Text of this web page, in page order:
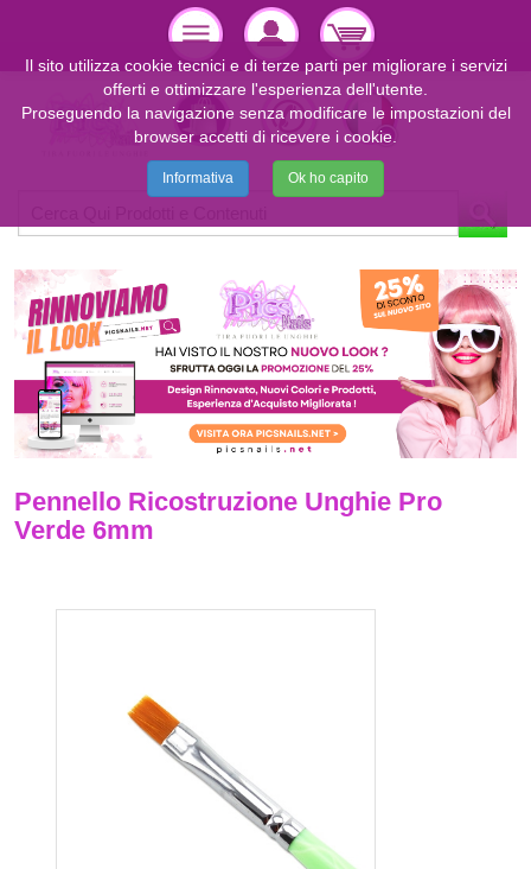
Pennello Ricostruzione Unghie Pro
Verde 6mm
Il sito utilizza cookie tecnici e di terze parti per migliorare i servizi
offerti e ottimizzare l'esperienza dell'utente.
Proseguendo la navigazione senza modificare le impostazioni del
browser accetti di ricevere i cookie.
Informativa Ok ho capito